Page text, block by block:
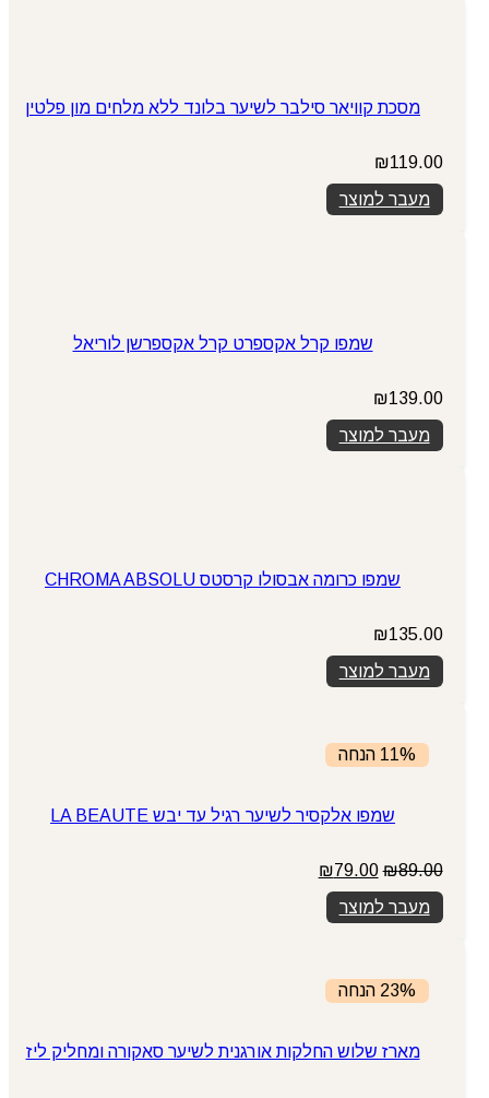
מסכת קוויאר סילבר לשיער בלונד ללא מלחים מון פלטין
₪119.00
מעבר למוצר
שמפו קרל אקספרט קרל אקספרשן לוריאל
₪139.00
מעבר למוצר
שמפו כרומה אבסולו קרסטס CHROMA ABSOLU
₪135.00
מעבר למוצר
11% הנחה
שמפו אלקסיר לשיער רגיל עד יבש LA BEAUTE
₪89.00
המחיר
המקורי
היה:
₪89.00.
₪79.00
מעבר למוצר
23% הנחה
מארז שלוש החלקות אורגנית לשיער סאקורה ומחליק ליז